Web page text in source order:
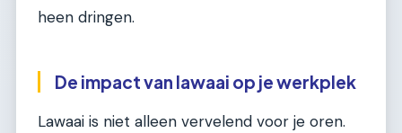
heen dringen.
De impact van lawaai op je werkplek
Lawaai is niet alleen vervelend voor je oren.